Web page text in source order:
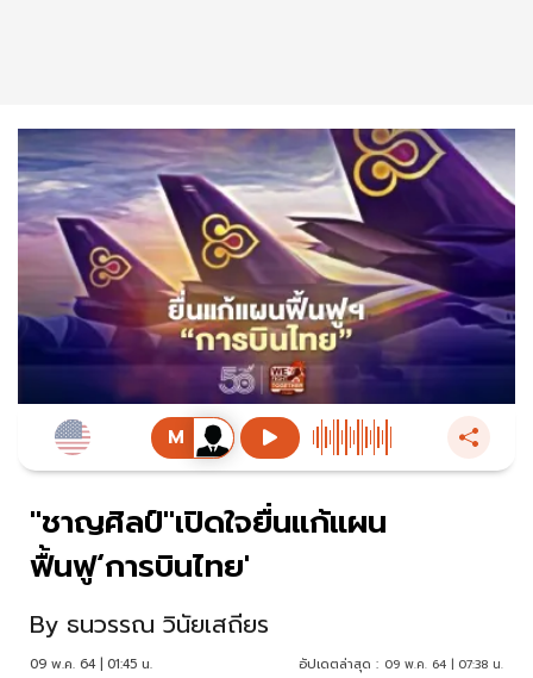
"ชาญศิลป์"เปิดใจยื่นแก้แผน
ฟื้นฟู‘การบินไทย'
By ธนวรรณ วินัยเสถียร
09 พ.ค. 64 | 01:45 น. อัปเดตล่าสุด : 09 พ.ค. 64 | 07:38 น.